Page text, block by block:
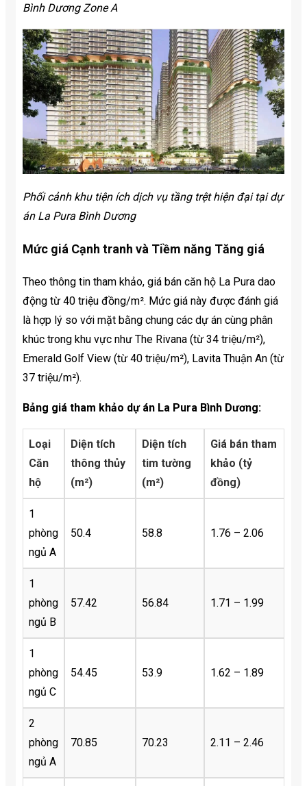
Bình Dương Zone A
Phối cảnh khu tiện ích dịch vụ tầng trệt hiện đại tại dự
án La Pura Bình Dương
Mức giá Cạnh tranh và Tiềm năng Tăng giá
Theo thông tin tham khảo, giá bán căn hộ La Pura dao
động từ 40 triệu đồng/m². Mức giá này được đánh giá
là hợp lý so với mặt bằng chung các dự án cùng phân
khúc trong khu vực như The Rivana (từ 34 triệu/m²),
Emerald Golf View (từ 40 triệu/m²), Lavita Thuận An (từ
37 triệu/m²).
Bảng giá tham khảo dự án La Pura Bình Dương:
Loại
Căn
hộ
Diện tích
thông thủy
(m²)
Diện tích
tim tường
(m²)
Giá bán tham
khảo (tỷ
đồng)
1
phòng
ngủ A
50.4 58.8 1.76 – 2.06
1
phòng
ngủ B
57.42 56.84 1.71 – 1.99
1
phòng
ngủ C
54.45 53.9 1.62 – 1.89
2
phòng
ngủ A
70.85 70.23 2.11 – 2.46